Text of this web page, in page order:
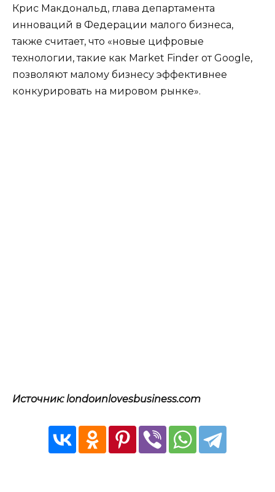
Крис Макдональд, глава департамента
инноваций в Федерации малого бизнеса,
также считает, что «новые цифровые
технологии, такие как Market Finder от Google,
позволяют малому бизнесу эффективнее
конкурировать на мировом рынке».
Источник: londoиnlovesbusiness.com